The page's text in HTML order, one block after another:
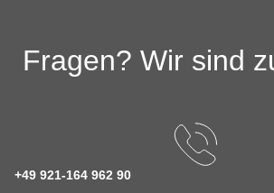
Fragen? Wir sind
+49 921-164 962 90